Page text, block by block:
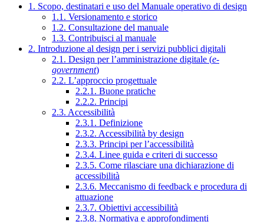
1. Scopo, destinatari e uso del Manuale operativo di design
1.1. Versionamento e storico
1.2. Consultazione del manuale
1.3. Contribuisci al manuale
2. Introduzione al design per i servizi pubblici digitali
2.1. Design per l’amministrazione digitale (e-
government)
2.2. L’approccio progettuale
2.2.1. Buone pratiche
2.2.2. Principi
2.3. Accessibilità
2.3.1. Definizione
2.3.2. Accessibilità by design
2.3.3. Principi per l’accessibilità
2.3.4. Linee guida e criteri di successo
2.3.5. Come rilasciare una dichiarazione di
accessibilità
2.3.6. Meccanismo di feedback e procedura di
attuazione
2.3.7. Obiettivi accessibilità
2.3.8. Normativa e approfondimenti